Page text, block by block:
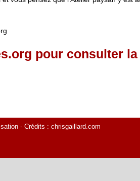
pour consulter
- Crédits : chrisgaillard.com